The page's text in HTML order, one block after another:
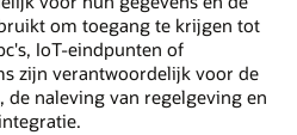
om toegang te krijgen tot
IoT-eindpunten of
zijn verantwoordelijk voor de
de naleving van regelgeving en